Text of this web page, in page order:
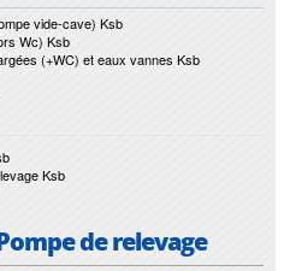
vide-cave) Ksb
Wc) Ksb
(+WC) et eaux vannes Ksb
Ksb
de relevage